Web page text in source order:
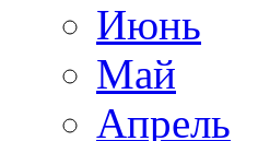
Июнь
Май
Апрель